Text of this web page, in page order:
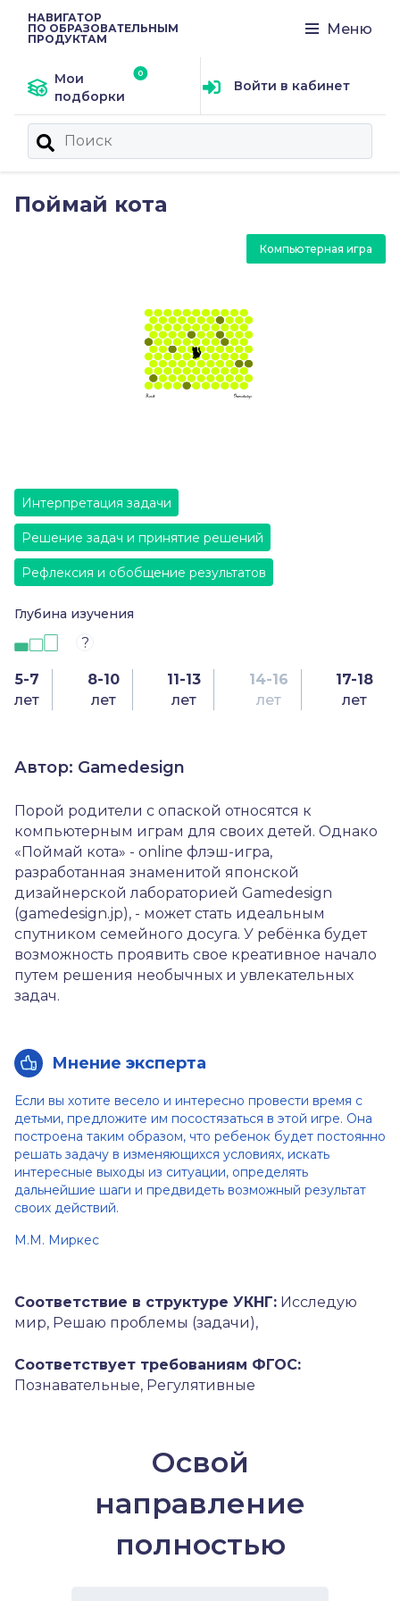
НАВИГАТОР
ПО ОБРАЗОВАТЕЛЬНЫМ
ПРОДУКТАМ
Меню
Мои
подборки
Войти в кабинет
Поймай кота
Компьютерная игра
Интерпретация задачи
Решение задач и принятие решений
Рефлексия и обобщение результатов
Глубина изучения
?
5-7
лет
8-10
лет
11-13
лет
14-16
лет
17-18
лет
Автор: Gamedesign
Порой родители с опаской относятся к
компьютерным играм для своих детей. Однако
«Поймай кота» - online флэш-игра,
разработанная знаменитой японской
дизайнерской лабораторией Gamedesign
(gamedesign.jp), - может стать идеальным
спутником семейного досуга. У ребёнка будет
возможность проявить свое креативное начало
путем решения необычных и увлекательных
задач.
Мнение эксперта
Если вы хотите весело и интересно провести время с
детьми, предложите им посостязаться в этой игре. Она
построена таким образом, что ребенок будет постоянно
решать задачу в изменяющихся условиях, искать
интересные выходы из ситуации, определять
дальнейшие шаги и предвидеть возможный результат
своих действий.
М.М. Миркес
Соответствие в структуре УКНГ: Исследую
мир, Решаю проблемы (задачи),
Соответствует требованиям ФГОС:
Познавательные, Регулятивные
Освой
направление
полностью